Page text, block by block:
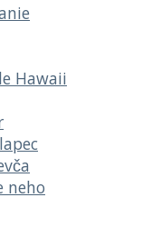
Hawaii
neho